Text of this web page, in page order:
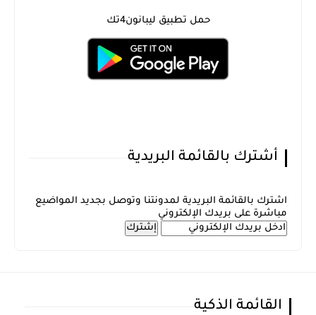
حمل تطبيق ليبانون4تك
أشترك بالقائمة البريدية
اشترك بالقائمة البريدية لمدونتنا وتوصل بجديد المواضيع
مباشرة على بريدك الإلكتروني
القائمة الذكية